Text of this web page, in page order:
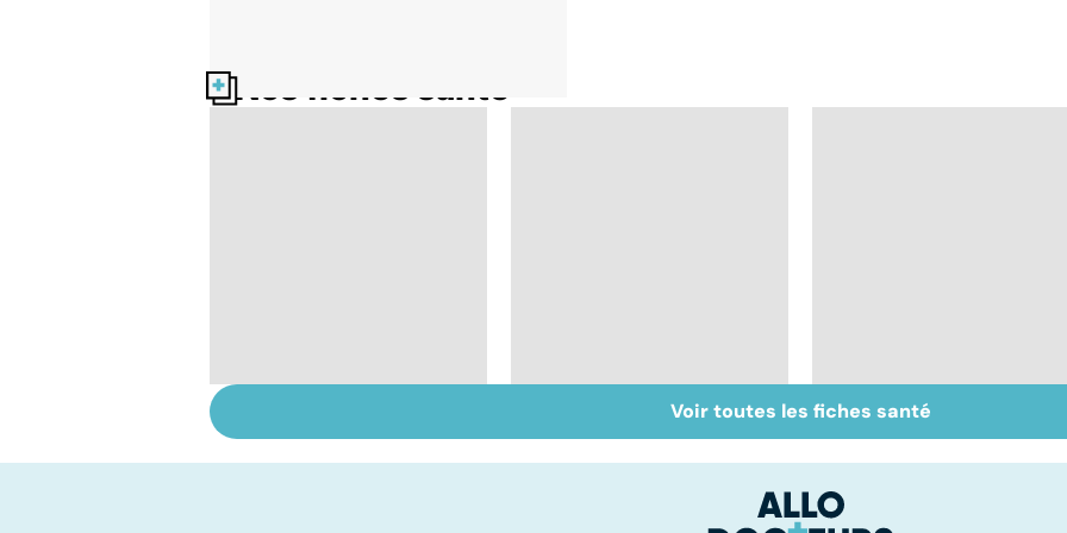
Nos fiches santé
oligo-élément vital
Intestin irritable : le
régime FODMAP, une
Alimentation : le péril
jeûne ?
Voir toutes les fiches santé